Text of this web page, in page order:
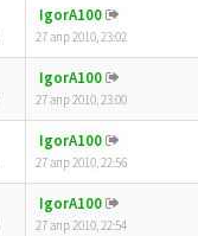
IgorA100
27 апр 2010, 23:02
IgorA100
27 апр 2010, 23:00
IgorA100
27 апр 2010, 22:56
IgorA100
27 апр 2010, 22:54